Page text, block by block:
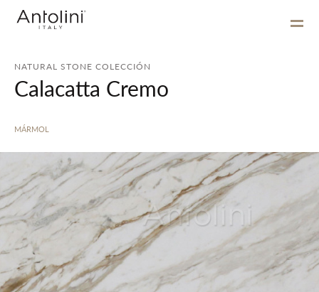
NATURAL STONE COLECCIÓN
Calacatta Cremo
MÁRMOL